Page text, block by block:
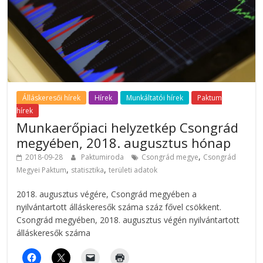
Álláskeresői hírek Hírek Munkáltatói hírek
Paktum
hírek
Munkaerőpiaci helyzetkép Csongrád
megyében, 2018. augusztus hónap
2018-09-28 Paktumiroda Csongrád megye, Csongrád
Megyei Paktum, statisztika,területi adatok
2018. augusztus végére, Csongrád megyében a
nyilvántartott álláskeresők száma száz fővel csökkent.
Csongrád megyében, 2018. augusztus végén nyilvántartott
álláskeresők száma